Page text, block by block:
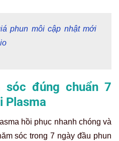
phun môi cập nhật mới
sóc đúng chuẩn 7
Plasma
hồi phục nhanh chóng và
sóc trong 7 ngày đầu phun